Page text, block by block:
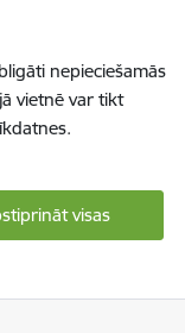
nepieciešamās
vietnē var tikt
visas